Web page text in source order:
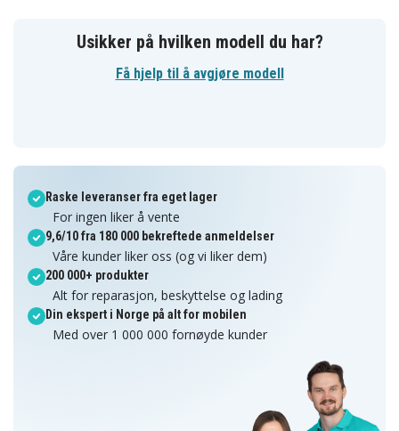
Usikker på hvilken modell du har?
Få hjelp til å avgjøre modell
Raske leveranser fra eget lager
For ingen liker å vente
9,6/10 fra 180 000 bekreftede anmeldelser
Våre kunder liker oss (og vi liker dem)
200 000+ produkter
Alt for reparasjon, beskyttelse og lading
Din ekspert i Norge på alt for mobilen
Med over 1 000 000 fornøyde kunder